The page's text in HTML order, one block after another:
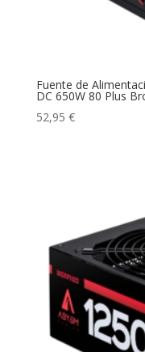
Fuente de
DC 650W 80 Plus
52,95 €